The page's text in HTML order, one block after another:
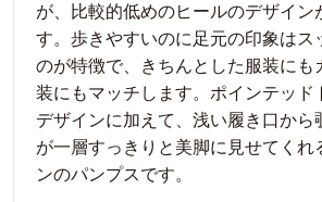
が、比較的低めのヒールのデザイン
す。歩きやすいのに足元の印象はス
のが特徴で、きちんとした服装にも
装にもマッチします。ポインテッド
デザインに加えて、浅い履き口から
が一層すっきりと美脚に見せてくれ
ンのパンプスです。